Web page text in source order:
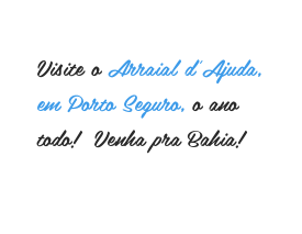
Visite oArraial d'Ajuda,
em Porto Seguro, o ano
todo! Venha pra Bahia!